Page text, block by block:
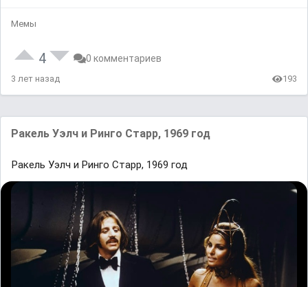
Мемы
4 0 комментариев
3 лет назад 193
Ракель Уэлч и Ринго Старр, 1969 год
Ракель Уэлч и Ринго Старр, 1969 год